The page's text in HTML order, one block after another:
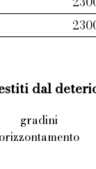
dal
gradini
orizzontamento